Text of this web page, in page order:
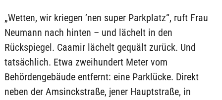
„Wetten, wir kriegen ’nen super Parkplatz“, ruft Frau
Neumann nach hinten – und lächelt in den
Rückspiegel. Caamir lächelt gequält zurück. Und
tatsächlich. Etwa zweihundert Meter vom
Behördengebäude entfernt: eine Parklücke. Direkt
neben der Amsinckstraße, jener Hauptstraße, in